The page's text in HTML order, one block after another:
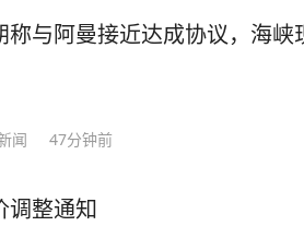
称与阿曼接近达成协议，海峡
闻 47分钟前
调整通知